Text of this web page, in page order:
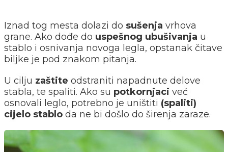
Iznad tog mesta dolazi do sušenja vrhova
grane. Ako dođe do uspešnog ubušivanja u
stablo i osnivanja novoga legla, opstanak čitave
biljke je pod znakom pitanja.
U cilju zaštite odstraniti napadnute delove
stabla, te spaliti. Ako su potkornjaci već
osnovali leglo, potrebno je uništiti (spaliti)
cijelo stablo da ne bi došlo do širenja zaraze.